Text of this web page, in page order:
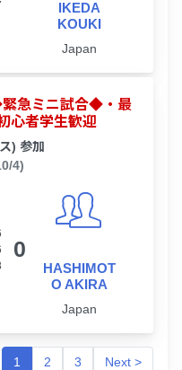
IKEDA
KOUKI
Japan
急ミニ試合◆・最
心者学生歓迎
) 参加
4)
0
HASHIMOT
O AKIRA
Japan
1 2 3 Next >